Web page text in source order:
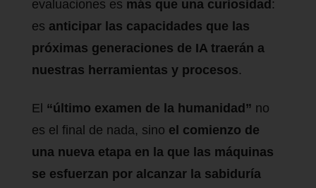
evaluaciones es más que una curiosidad:
es anticipar las capacidades que las
próximas generaciones de IA traerán a
nuestras herramientas y procesos.
El “último examen de la humanidad” no
es el final de nada, sino el comienzo de
una nueva etapa en la que las máquinas
se esfuerzan por alcanzar la sabiduría